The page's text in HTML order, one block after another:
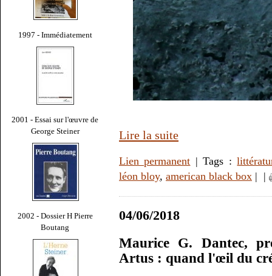
1997 - Immédiatement
2001 - Essai sur l'œuvre de
George Steiner
2002 - Dossier H Pierre
Boutang
Lire la suite
Lien permanent | Tags :
léon bloy, american black box | |
04/06/2018
Maurice G. Dantec,
Artus : quand l'œil du